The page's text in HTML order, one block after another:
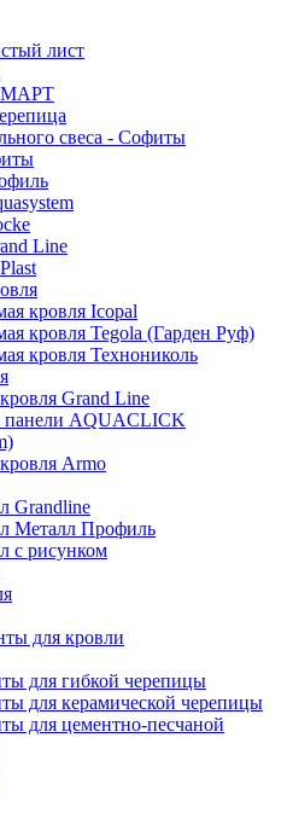
лист
свеса - Софиты
Line
кровля Icopal
кровля Tegola (Гарден Руф)
кровля Технониколь
Grand Line
панели AQUACLICK
Armo
Grandline
Металл Профиль
с рисунком
для кровли
для гибкой черепицы
для керамической черепицы
для цементно-песчаной